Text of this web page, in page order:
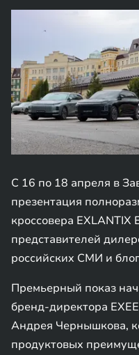
С 16 по 18 апреля в
презентация
кроссовера EXLANTIX
представителей
российских СМИ и
Премьерный показ
бренд-директора
Андрея Чернышкова,
продуктовых